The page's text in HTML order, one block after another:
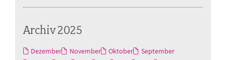
Archiv 2025
Dezember November Oktober
September